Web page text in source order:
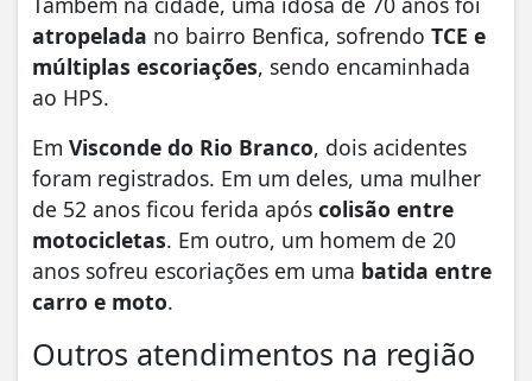
atropelada no bairro Benfica, sofrendo TCE e
múltiplas escoriações, sendo encaminhada
ao HPS.
Em Visconde do Rio Branco, dois acidentes
foram registrados. Em um deles, uma mulher
de 52 anos ficou ferida após colisão entre
motocicletas. Em outro, um homem de 20
anos sofreu escoriações em uma batida entre
carro e moto.
Outros atendimentos na região